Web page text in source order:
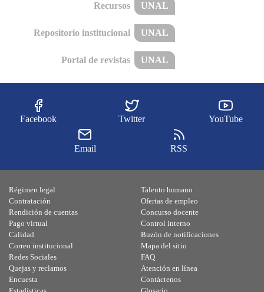
Recursos UNAL
Repositorio institucional UNAL
Portal de revistas UNAL
Facebook Twitter YouTube
Email RSS
Régimen legal
Contratación
Rendición de cuentas
Pago virtual
Calidad
Talento humano
Ofertas de empleo
Concurso docente
Control interno
Buzón de notificaciones
Correo institucional
Redes Sociales
Quejas y reclamos
Encuesta
Mapa del sitio
FAQ
Atención en línea
Contáctenos